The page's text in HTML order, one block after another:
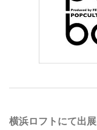
横浜ロフトにて出展